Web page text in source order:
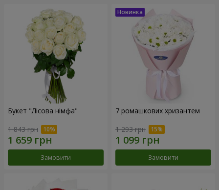
Букет "Лісова німфа"
1 843 грн
Замовити
7 ромашкових хризантем
1 293 грн
Замовити